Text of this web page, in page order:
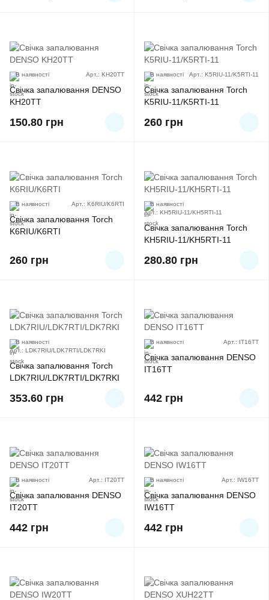
В наявності Арт.: KH20TT
Свічка запалювання DENSO
KH20TT
150.80 грн
В наявності Арт.: K5RIU-11/K5RTI-11
Свічка запалювання Torch
K5RIU-11/K5RTI-11
260 грн
В наявності Арт.: K6RIU/K6RTI
Свічка запалювання Torch
K6RIU/K6RTI
260 грн
В наявності
Арт.: KH5RIU-11/KH5RTI-11
Свічка запалювання Torch
KH5RIU-11/KH5RTI-11
280.80 грн
В наявності
Арт.: LDK7RIU/LDK7RTI/LDK7RKI
Свічка запалювання Torch
LDK7RIU/LDK7RTI/LDK7RKI
353.60 грн
В наявності Арт.: IT16TT
Свічка запалювання DENSO
IT16TT
442 грн
В наявності Арт.: IT20TT
Свічка запалювання DENSO
IT20TT
442 грн
В наявності Арт.: IW16TT
Свічка запалювання DENSO
IW16TT
442 грн